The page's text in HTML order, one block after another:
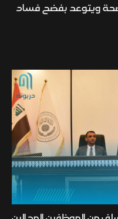
ويتوعد بفضح فساد